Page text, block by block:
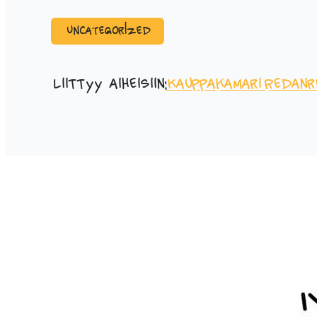
Uncategorized
Liittyy aiheisiin:Kauppakamari